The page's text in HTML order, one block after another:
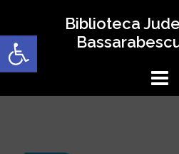
Deschide bara
conținut
Biblioteca